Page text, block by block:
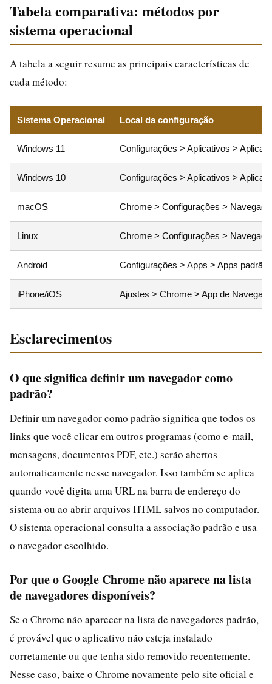
Tabela comparativa: métodos por
sistema operacional
A tabela a seguir resume as principais características de
cada método:
Sistema Operacional Local da configuração
Windows 11 Configurações > Aplicativos >
Windows 10 Configurações > Aplicativos >
macOS Chrome > Configurações >
Linux Chrome > Configurações >
Android Configurações > Apps > Apps padrão
iPhone/iOS Ajustes > Chrome > App de
Esclarecimentos
O que significa definir um navegador como
padrão?
Definir um navegador como padrão significa que todos os
links que você clicar em outros programas (como e-mail,
mensagens, documentos PDF, etc.) serão abertos
automaticamente nesse navegador. Isso também se aplica
quando você digita uma URL na barra de endereço do
sistema ou ao abrir arquivos HTML salvos no computador.
O sistema operacional consulta a associação padrão e usa
o navegador escolhido.
Por que o Google Chrome não aparece na lista
de navegadores disponíveis?
Se o Chrome não aparecer na lista de navegadores padrão,
é provável que o aplicativo não esteja instalado
corretamente ou que tenha sido removido recentemente.
Nesse caso, baixe o Chrome novamente pelo site oficial e